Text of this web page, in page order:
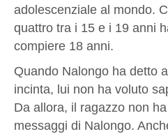
adolescenziale al mondo.
quattro tra i 15 e i 19 anni
compiere 18 anni.
Quando Nalongo ha detto
incinta, lui non ha voluto
Da allora, il ragazzo non
messaggi di Nalongo.